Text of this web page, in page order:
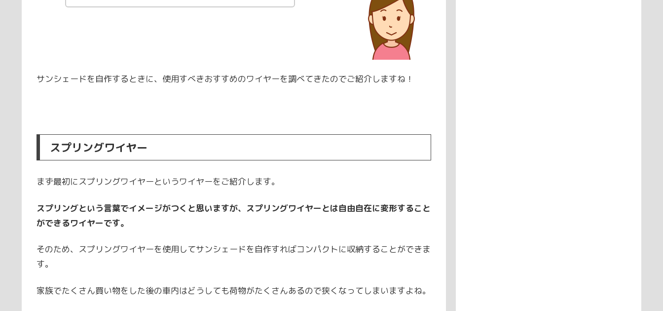
サンシェードを自作するときに、使用すべきおすすめのワイヤーを調べてきたのでご紹介しますね！
スプリングワイヤー
まず最初にスプリングワイヤーというワイヤーをご紹介します。
スプリングという言葉でイメージがつくと思いますが、スプリングワイヤーとは自由自在に変形すること
ができるワイヤーです。
そのため、スプリングワイヤーを使用してサンシェードを自作すればコンパクトに収納することができま
す。
家族でたくさん買い物をした後の車内はどうしても荷物がたくさんあるので狭くなってしまいますよね。